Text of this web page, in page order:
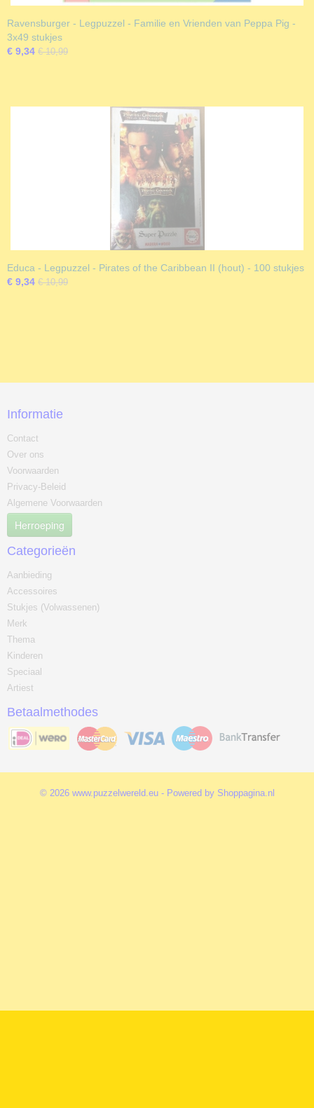
Ravensburger - Legpuzzel - Familie en Vrienden van Peppa Pig -
3x49 stukjes
€ 9,34 € 10,99
Educa - Legpuzzel - Pirates of the Caribbean II (hout) - 100 stukjes
€ 9,34 € 10,99
Informatie
Contact
Over ons
Voorwaarden
Privacy-Beleid
Algemene Voorwaarden
Herroeping
Categorieën
Aanbieding
Accessoires
Stukjes (Volwassenen)
Merk
Thema
Kinderen
Speciaal
Artiest
Betaalmethodes
© 2026 www.puzzelwereld.eu - Powered by Shoppagina.nl